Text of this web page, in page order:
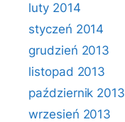
luty 2014
styczeń 2014
grudzień 2013
listopad 2013
październik 2013
wrzesień 2013